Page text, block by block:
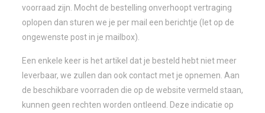
voorraad zijn. Mocht de bestelling onverhoopt vertraging
oplopen dan sturen we je per mail een berichtje (let op de
ongewenste post in je mailbox).
Een enkele keer is het artikel dat je besteld hebt niet meer
leverbaar, we zullen dan ook contact met je opnemen. Aan
de beschikbare voorraden die op de website vermeld staan,
kunnen geen rechten worden ontleend. Deze indicatie op